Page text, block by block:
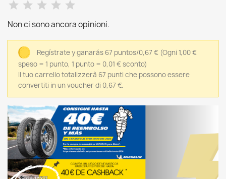
Non ci sono ancora opinioni.
Regístrate y ganarás 67 puntos/0,67 € (Ogni 1,00 €
speso = 1 punto, 1 punto = 0,01 € sconto)
Il tuo carrello totalizzerà 67 punti che possono essere
convertiti in un voucher di 0,67 €.